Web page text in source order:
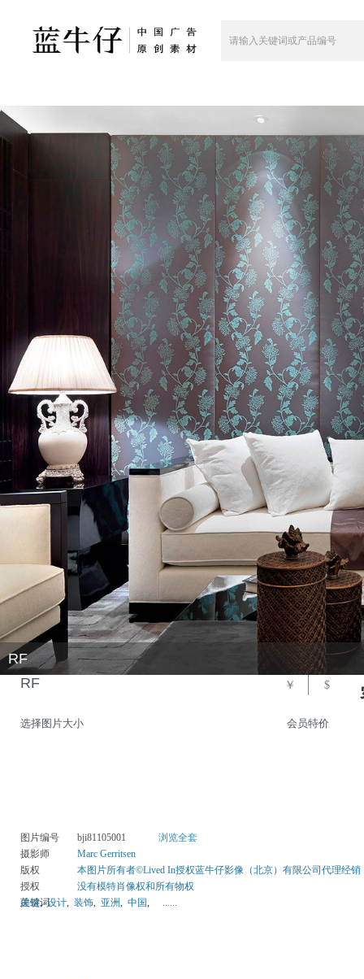
RF
选择图片大小 会员特价
RF ￥ $
图片编号 bji81105001
浏览全套
摄影师
Marc Gerritsen
版权
本图片所有者©Lived In授权蓝牛仔影像（北京）有限公司代理经销
授权
没有模特肖像权和所有物权
关键词
建筑,设计, 装饰, 亚洲, 中国, ......